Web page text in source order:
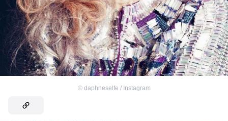
© daphneselfe / Instagram